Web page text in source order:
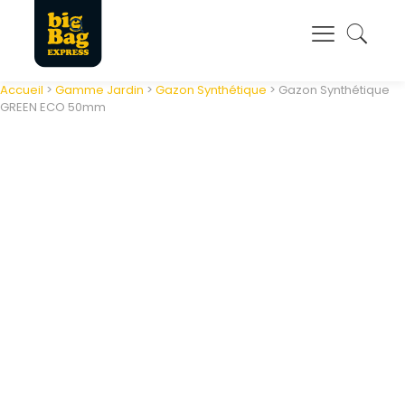
Panneau de gestion des cookies
Accueil > Gamme Jardin > Gazon Synthétique > Gazon Synthétique
GREEN ECO 50mm